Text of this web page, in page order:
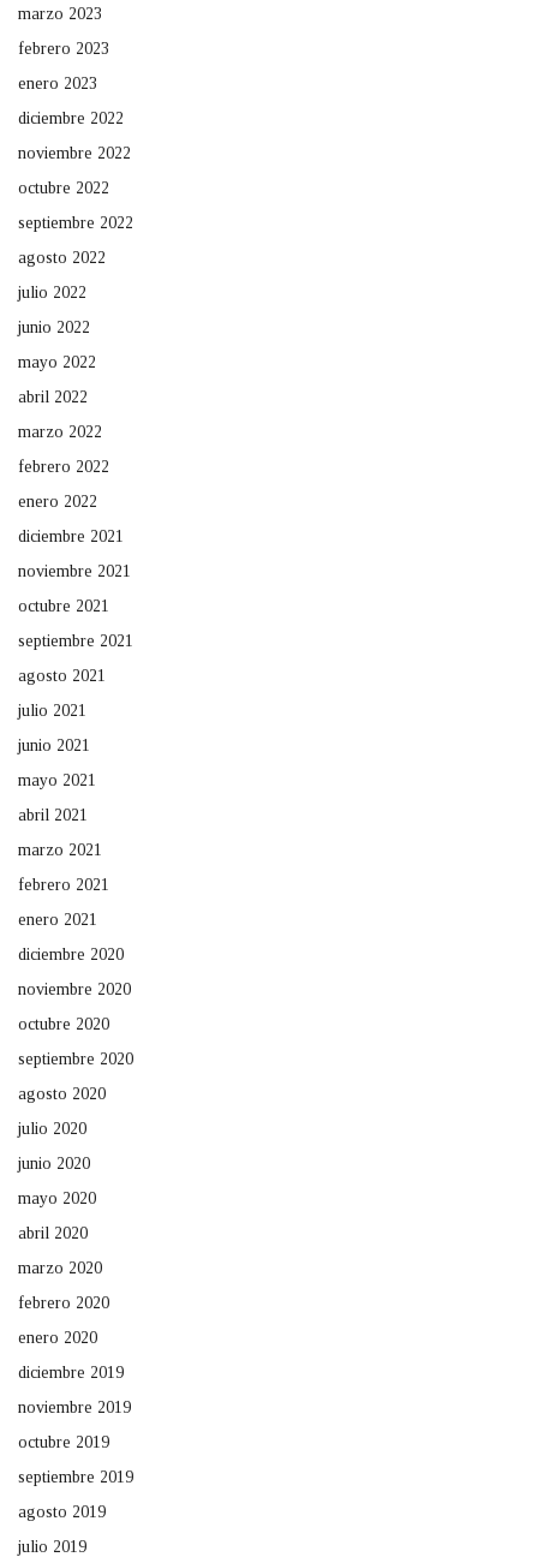
marzo 2023
febrero 2023
enero 2023
diciembre 2022
noviembre 2022
octubre 2022
septiembre 2022
agosto 2022
julio 2022
junio 2022
mayo 2022
abril 2022
marzo 2022
febrero 2022
enero 2022
diciembre 2021
noviembre 2021
octubre 2021
septiembre 2021
agosto 2021
julio 2021
junio 2021
mayo 2021
abril 2021
marzo 2021
febrero 2021
enero 2021
diciembre 2020
noviembre 2020
octubre 2020
septiembre 2020
agosto 2020
julio 2020
junio 2020
mayo 2020
abril 2020
marzo 2020
febrero 2020
enero 2020
diciembre 2019
noviembre 2019
octubre 2019
septiembre 2019
agosto 2019
julio 2019